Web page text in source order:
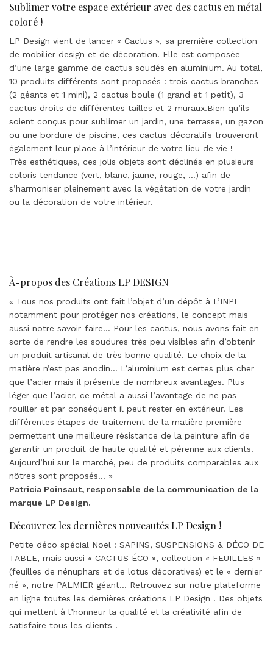
Sublimer votre espace extérieur avec des cactus en métal
coloré !
LP Design vient de lancer « Cactus », sa première collection
de mobilier design et de décoration. Elle est composée
d’une large gamme de cactus soudés en aluminium. Au total,
10 produits différents sont proposés : trois cactus branches
(2 géants et 1 mini), 2 cactus boule (1 grand et 1 petit), 3
cactus droits de différentes tailles et 2 muraux.Bien qu’ils
soient conçus pour sublimer un jardin, une terrasse, un gazon
ou une bordure de piscine, ces cactus décoratifs trouveront
également leur place à l’intérieur de votre lieu de vie !
Très esthétiques, ces jolis objets sont déclinés en plusieurs
coloris tendance (vert, blanc, jaune, rouge, …) afin de
s’harmoniser pleinement avec la végétation de votre jardin
ou la décoration de votre intérieur.
À-propos des Créations LP DESIGN
« Tous nos produits ont fait l’objet d’un dépôt à L’INPI
notamment pour protéger nos créations, le concept mais
aussi notre savoir-faire… Pour les cactus, nous avons fait en
sorte de rendre les soudures très peu visibles afin d’obtenir
un produit artisanal de très bonne qualité. Le choix de la
matière n’est pas anodin… L’aluminium est certes plus cher
que l’acier mais il présente de nombreux avantages. Plus
léger que l’acier, ce métal a aussi l’avantage de ne pas
rouiller et par conséquent il peut rester en extérieur. Les
différentes étapes de traitement de la matière première
permettent une meilleure résistance de la peinture afin de
garantir un produit de haute qualité et pérenne aux clients.
Aujourd’hui sur le marché, peu de produits comparables aux
nôtres sont proposés… »
Patricia Poinsaut, responsable de la communication de la
marque LP Design.
Découvrez les dernières nouveautés LP Design !
Petite déco spécial Noël : SAPINS, SUSPENSIONS & DÉCO DE
TABLE, mais aussi « CACTUS ÉCO », collection « FEUILLES »
(feuilles de nénuphars et de lotus décoratives) et le « dernier
né », notre PALMIER géant… Retrouvez sur notre plateforme
en ligne toutes les dernières créations LP Design ! Des objets
qui mettent à l’honneur la qualité et la créativité afin de
satisfaire tous les clients !